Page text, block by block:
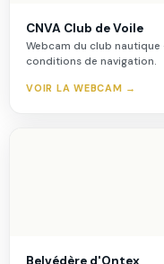
CNVA Club de Voile
Webcam du club
conditions de navigation.
VOIR LA WEBCAM →
Belvédère d'Ontex